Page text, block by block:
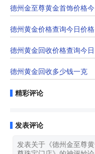
德州黄金价格查询今日价格
德州黄金回收价格查询今日
德州黄金回收多少钱一克
精彩评论
发表评论